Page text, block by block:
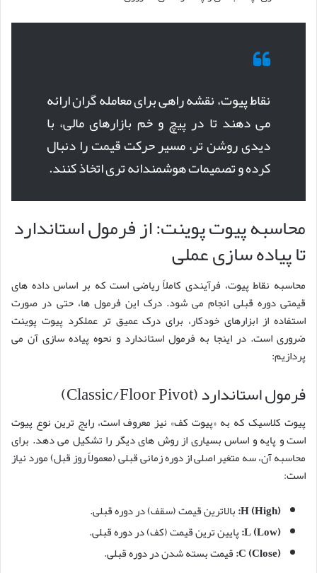
نقاط پیوت، نقشه راهی برای معامله گران ارائه
می دهند تا در پیچ و خم بازارهای مالی، با
دیدی روشن تر، مسیر حرکت قیمت را دنبال
کرده و تصمیمات هوشمندانه تری اتخاذ کنند.
محاسبه پیوت پوینت: از فرمول استاندارد
تا پیاده سازی عملی
محاسبه نقاط پیوت، فرآیندی کاملاً ریاضی است که بر اساس داده های
قیمتی دوره قبلی انجام می شود. درک این فرمول ها، حتی در صورت
استفاده از ابزارهای خودکار، برای درک عمیق تر عملکرد پیوت پوینت
ضروری است. در اینجا به فرمول استاندارد و نحوه پیاده سازی آن می
پردازیم:
فرمول استاندارد (Classic/Floor Pivot)
پیوت کلاسیک که به «پیوت کف» نیز معروف است، رایج ترین نوع پیوت
است و پایه و اساس بسیاری از روش های دیگر را تشکیل می دهد. برای
محاسبه آن، سه متغیر اصلی از دوره زمانی قبلی (معمولاً روز قبل) مورد نیاز
است:
H (High): بالاترین قیمت (سقف) در دوره قبلی.
L (Low): پایین ترین قیمت (کف) در دوره قبلی.
C (Close): قیمت بسته شدن در دوره قبلی.